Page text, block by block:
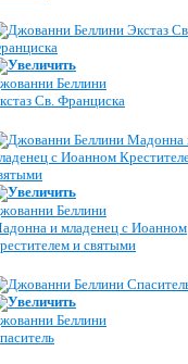
Увеличить
Беллини
Св. Франциска
Увеличить
Беллини
и младенец с Иоанном
и святыми
Увеличить
Беллини